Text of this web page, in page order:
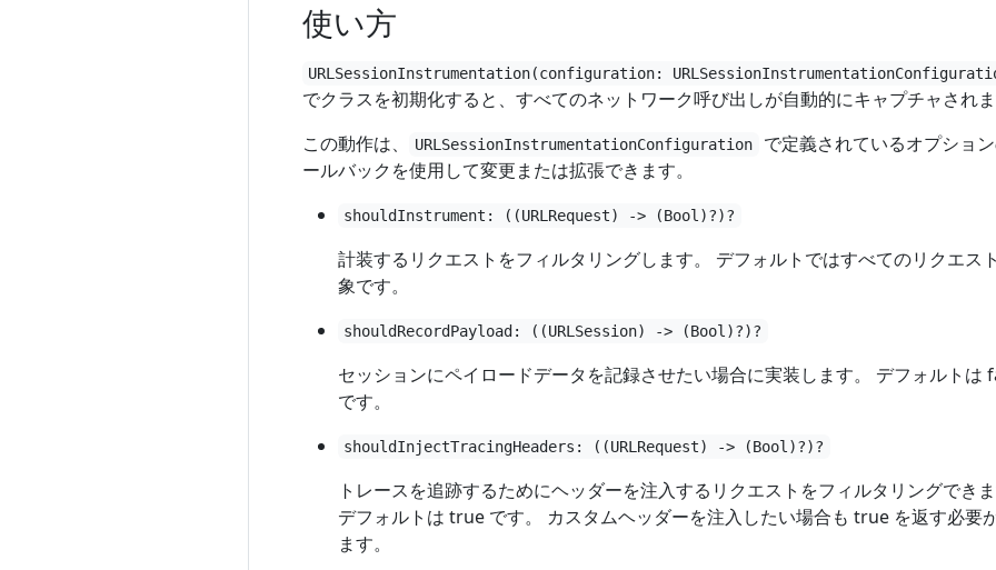
使い方
URLSessionInstrumentation(configuration:
でクラスを初期化すると、すべてのネットワーク呼び出しが自動的にキャプチャされま
この動作は、
URLSessionInstrumentationConfiguration
で定義されているオプショ
ールバックを使用して変更または拡張できます。
shouldInstrument: ((URLRequest) -> (Bool)?)?
計装するリクエストをフィルタリングします。 デフォルトではすべてのリクエス
象です。
shouldRecordPayload: ((URLSession) -> (Bool)?)?
セッションにペイロードデータを記録させたい場合に実装します。 デフォルトは
です。
shouldInjectTracingHeaders: ((URLRequest) -> (Bool)?)?
トレースを追跡するためにヘッダーを注入するリクエストをフィルタリングできま
デフォルトは true です。 カスタムヘッダーを注入したい場合も true を返す必要
ます。